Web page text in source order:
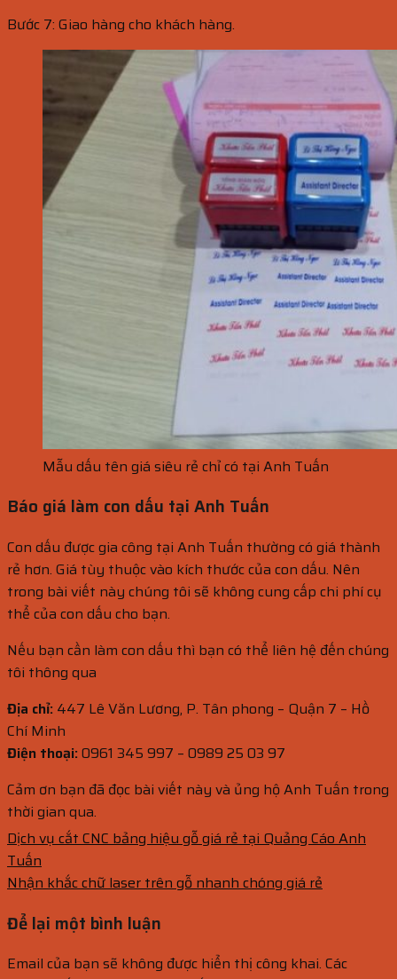
Bước 7: Giao hàng cho khách hàng.
Mẫu dấu tên giá siêu rẻ chỉ có tại Anh Tuấn
Báo giá làm con dấu tại Anh Tuấn
Con dấu được gia công tại Anh Tuấn thường có giá thành
rẻ hơn. Giá tùy thuộc vào kích thước của con dấu. Nên
trong bài viết này chúng tôi sẽ không cung cấp chi phí cụ
thể của con dấu cho bạn.
Nếu bạn cần làm con dấu thì bạn có thể liên hệ đến chúng
tôi thông qua
Địa chỉ: 447 Lê Văn Lương, P. Tân phong – Quận 7 – Hồ
Chí Minh
Điện thoại:0961 345 997 – 0989 25 03 97
Cảm ơn bạn đã đọc bài viết này và ủng hộ Anh Tuấn trong
thời gian qua.
Dịch vụ cắt CNC bảng hiệu gỗ giá rẻ tại Quảng Cáo Anh
Tuấn
Nhận khắc chữ laser trên gỗ nhanh chóng giá rẻ
Để lại một bình luận
Email của bạn sẽ không được hiển thị công khai. Các